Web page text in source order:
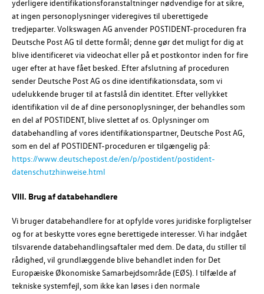
yderligere identifikationsforanstaltninger nødvendige for at sikre,
at ingen personoplysninger videregives til uberettigede
tredjeparter.Volkswagen AG anvender POSTIDENT-proceduren fra
Deutsche Post AG til dette formål; denne gør det muligt for dig at
blive identificeret via videochat eller på et postkontor inden for fire
uger efter at have fået besked. Efter afslutning af proceduren
sender Deutsche Post AG os dine identifikationsdata, som vi
udelukkende bruger til at fastslå din identitet. Efter vellykket
identifikation vil de af dine personoplysninger, der behandles som
en del af POSTIDENT, blive slettet af os. Oplysninger om
databehandling af vores identifikationspartner, Deutsche Post AG,
som en del af POSTIDENT-proceduren er tilgængelig på:
https://www.deutschepost.de/en/p/postident/postident-
datenschutzhinweise.html
VIII. Brug af databehandlere
Vi bruger databehandlere for at opfylde vores juridiske forpligtelser
og for at beskytte vores egne berettigede interesser. Vi har indgået
tilsvarende databehandlingsaftaler med dem. De data, du stiller til
rådighed, vil grundlæggende blive behandlet inden for Det
Europæiske Økonomiske Samarbejdsområde (EØS). I tilfælde af
tekniske systemfejl, som ikke kan løses i den normale